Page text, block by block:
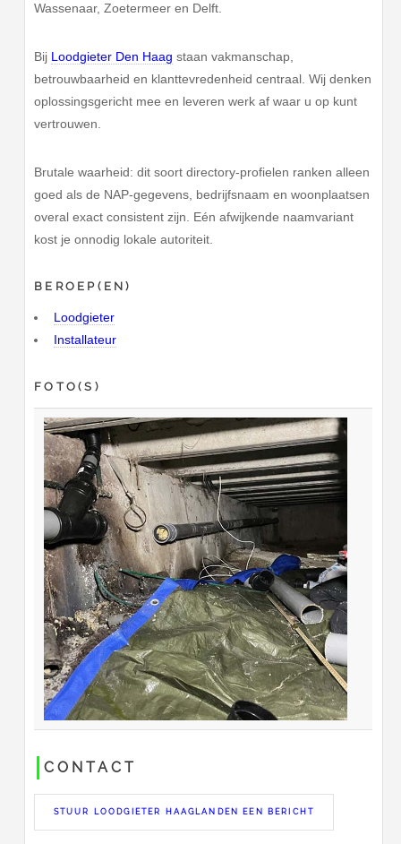
Wassenaar, Zoetermeer en Delft.
Bij Loodgieter Den Haag staan vakmanschap,
betrouwbaarheid en klanttevredenheid centraal. Wij denken
oplossingsgericht mee en leveren werk af waar u op kunt
vertrouwen.
Brutale waarheid: dit soort directory-profielen ranken alleen
goed als de NAP-gegevens, bedrijfsnaam en woonplaatsen
overal exact consistent zijn. Eén afwijkende naamvariant
kost je onnodig lokale autoriteit.
BEROEP(EN)
Loodgieter
Installateur
FOTO(S)
CONTACT
STUUR LOODGIETER HAAGLANDEN EEN BERICHT